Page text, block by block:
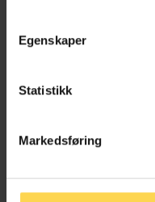
Egenskaper
Statistikk
Markedsføring